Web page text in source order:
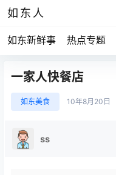
如东人
如东新鲜事 热点专题
一家人快餐店
如东美食 10年8月20日
ss